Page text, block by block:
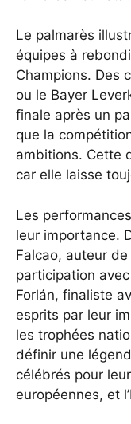
Le palmarès
équipes à
Champions. Des
ou le Bayer
finale après un
que la
ambitions. Cette
car elle laisse
Les
leur importance.
Falcao, auteur
participation
Forlán, finaliste
esprits par leur
les trophées
définir une
célébrés pour
européennes, et